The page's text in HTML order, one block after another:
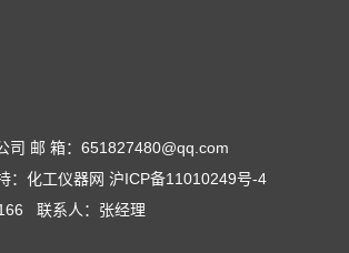
司 邮 箱：651827480@qq.com
： 化工仪器网 沪ICP备11010249号-4
联系人：张经理